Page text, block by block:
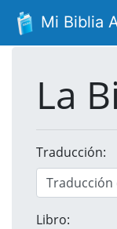
Mi Biblia
La
Traducción:
Libro: